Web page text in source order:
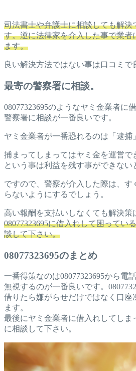
司法書士や弁護士に相談しても解決
す。逆に法律家を介入した事で業者
ます。
良い解決方法ではない事は口コミで
最寄の警察署に相談。
08077323695のようなヤミ金業者に
警察署に相談が一番良いです。
ヤミ金業者が一番恐れるのは「逮捕
捕まってしまってはヤミ金を運営で
という事は利益を残す事ができない
ですので、警察が介入した際は、す
らないようにするでしょう。
高い報酬を支払いしなくても解決策
08077323695に借入れして困ってい
談して下さい。
08077323695のまとめ
一番得策なのは08077323695から電
無視するのが一番良いです。
借りたら嫌がらせだけではなく口座
ます。
最後にヤミ金業者に借入れしてしま
に相談して下さい。